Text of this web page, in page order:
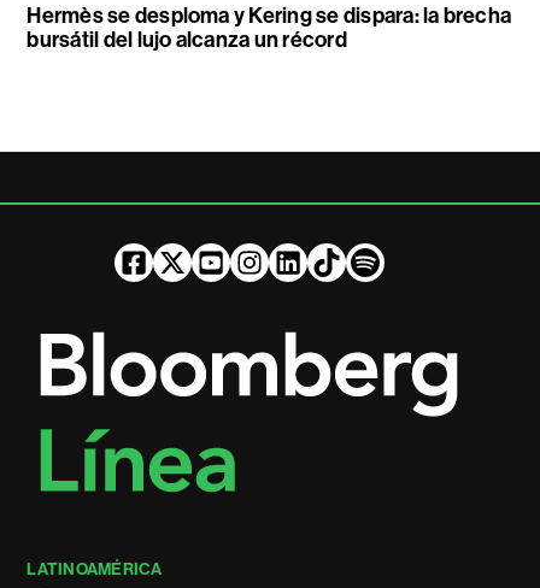
Hermès se desploma y Kering se dispara: la brecha
bursátil del lujo alcanza un récord
LATINOAMÉRICA